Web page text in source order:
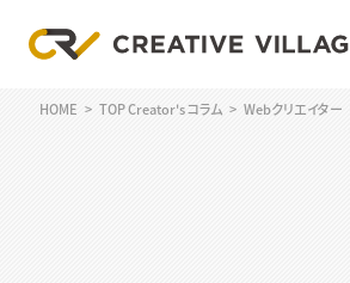
HOME TOP Creator's コラム Webクリエイター